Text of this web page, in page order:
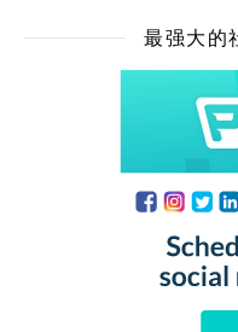
最强大的